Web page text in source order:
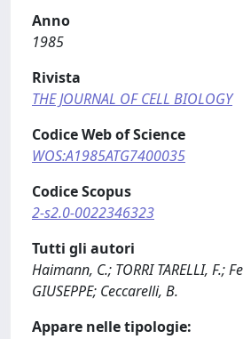
Anno
1985
Rivista
THE JOURNAL OF CELL BIOLOGY
Codice Web of Science
WOS:A1985ATG7400035
Codice Scopus
2-s2.0-0022346323
Tutti gli autori
Haimann, C.; TORRI TARELLI, F.;
GIUSEPPE; Ceccarelli, B.
Appare nelle tipologie: